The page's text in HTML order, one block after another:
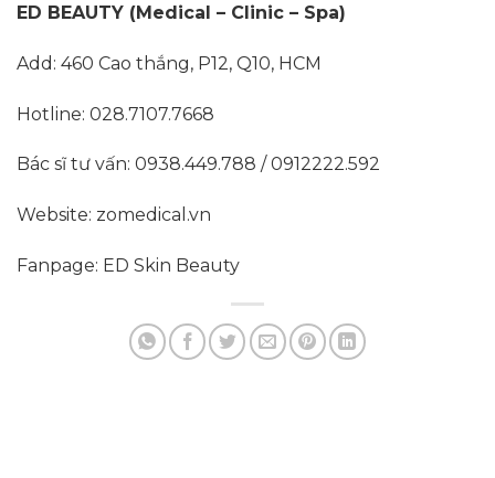
ED BEAUTY (Medical – Clinic – Spa)
Add: 460 Cao thắng, P12, Q10, HCM
Hotline: 028.7107.7668
Bác sĩ tư vấn: 0938.449.788 / 0912222.592
Website: zomedical.vn
Fanpage: ED Skin Beauty